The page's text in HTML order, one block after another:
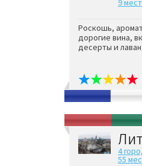
9 мест
Роскошь,
дорогие вина,
десерты и
4
55